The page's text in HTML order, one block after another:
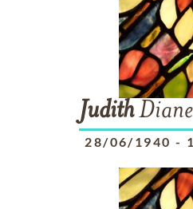
JudithDiane
28/06/1940 -